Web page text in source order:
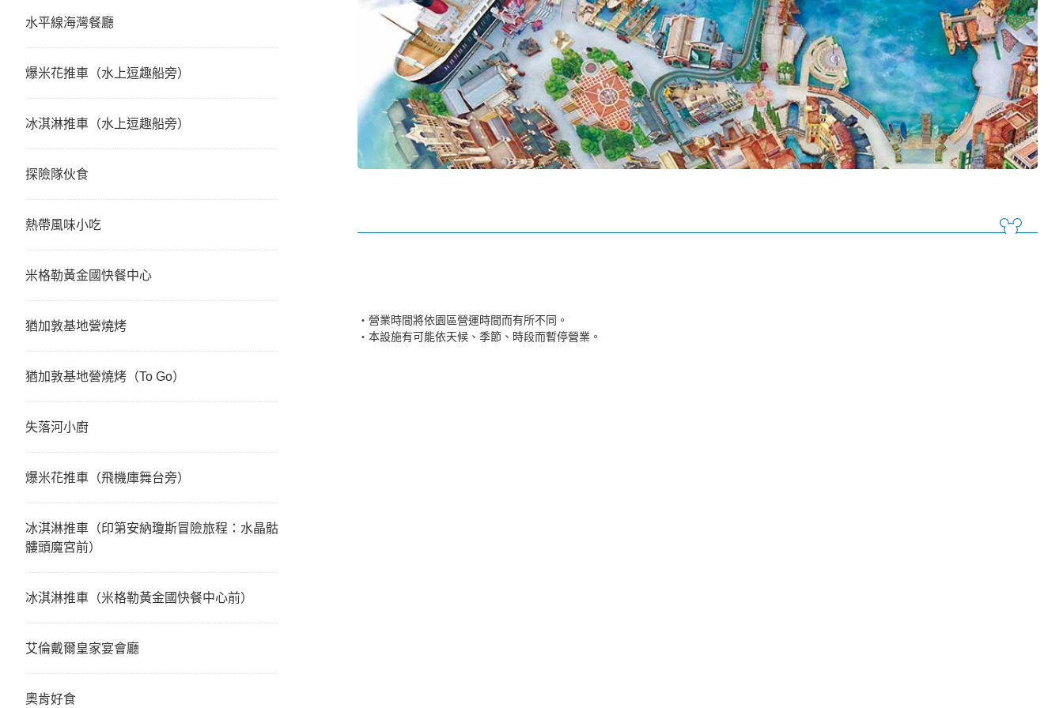
營業時間將依園區營運時間而有所不同。
本設施有可能依天候、季節、時段而暫停營業。
水平線海灣餐廳
爆米花推車（水上逗趣船旁）
冰淇淋推車（水上逗趣船旁）
探險隊伙食
熱帶風味小吃
米格勒黃金國快餐中心
猶加敦基地營燒烤
猶加敦基地營燒烤（To Go）
失落河小廚
爆米花推車（飛機庫舞台旁）
冰淇淋推車（印第安納瓊斯冒險旅程：水晶骷
髏頭魔宮前）
冰淇淋推車（米格勒黃金國快餐中心前）
艾倫戴爾皇家宴會廳
奧肯好食